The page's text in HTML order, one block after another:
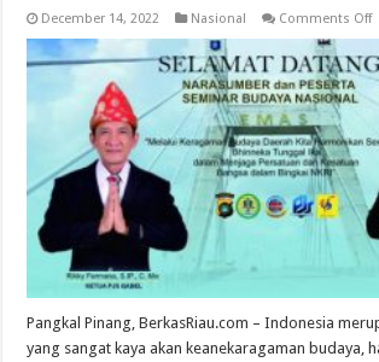
December 14, 2022 Nasional Comments Offon
Pangkal Pinang, BerkasRiau.com – Indonesia
yang sangat kaya akan keanekaragaman budaya,